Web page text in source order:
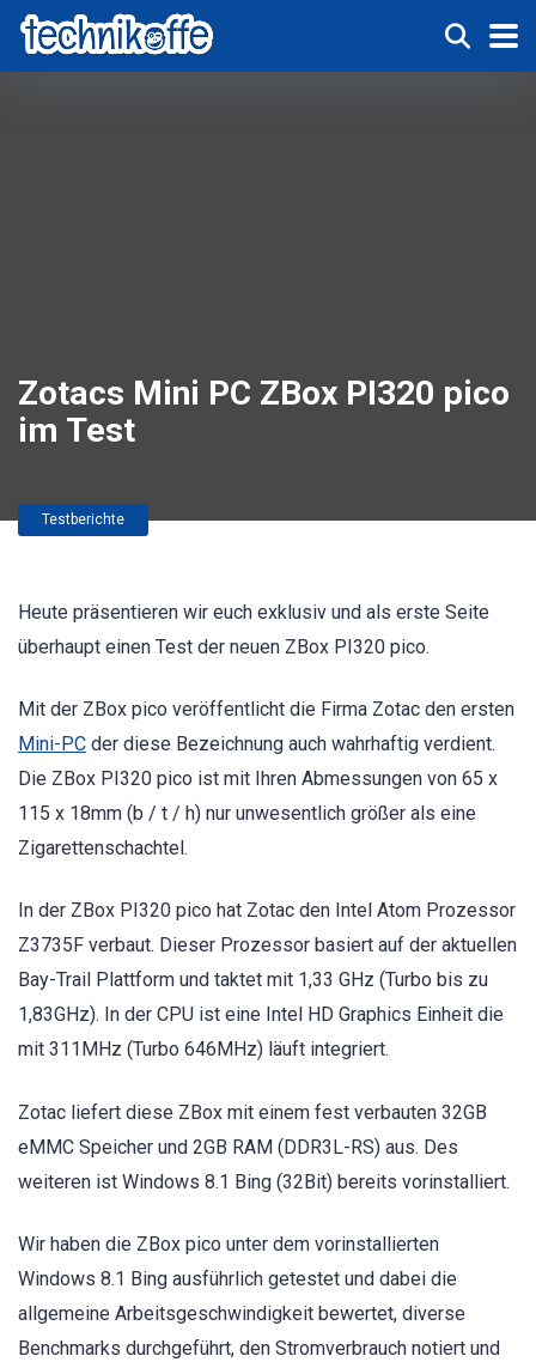
Zotacs Mini PC ZBox PI320 pico
im Test
Testberichte
Heute präsentieren wir euch exklusiv und als erste Seite
überhaupt einen Test der neuen ZBox PI320 pico.
Mit der ZBox pico veröffentlicht die Firma Zotac den ersten
Mini-PC der diese Bezeichnung auch wahrhaftig verdient.
Die ZBox PI320 pico ist mit Ihren Abmessungen von 65 x
115 x 18mm (b / t / h) nur unwesentlich größer als eine
Zigarettenschachtel.
In der ZBox PI320 pico hat Zotac den Intel Atom Prozessor
Z3735F verbaut. Dieser Prozessor basiert auf der aktuellen
Bay-Trail Plattform und taktet mit 1,33 GHz (Turbo bis zu
1,83GHz). In der CPU ist eine Intel HD Graphics Einheit die
mit 311MHz (Turbo 646MHz) läuft integriert.
Zotac liefert diese ZBox mit einem fest verbauten 32GB
eMMC Speicher und 2GB RAM (DDR3L-RS) aus. Des
weiteren ist Windows 8.1 Bing (32Bit) bereits vorinstalliert.
Wir haben die ZBox pico unter dem vorinstallierten
Windows 8.1 Bing ausführlich getestet und dabei die
allgemeine Arbeitsgeschwindigkeit bewertet, diverse
Benchmarks durchgeführt, den Stromverbrauch notiert und